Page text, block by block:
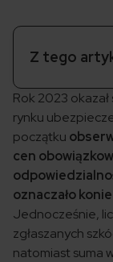
Z tego
Rok 2023
rynku
początku
cen
oznaczało
Jednocześnie,
zgłaszanych
natomiast suma